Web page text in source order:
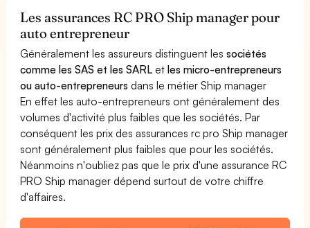
Les assurances RC PRO Ship manager pour
auto entrepreneur
Généralement les assureurs distinguent lessociétés
comme les SAS et les SARL etles micro-entrepreneurs
ou auto-entrepreneurs dans le métier Ship manager
En effet les auto-entrepreneurs ont généralement des
volumes d'activité plus faibles que les sociétés. Par
conséquent les prix des assurances rc pro Ship manager
sont généralement plus faibles que pour les sociétés.
Néanmoins n'oubliez pas que le prix d'une assurance RC
PRO Ship manager dépend surtout de votre chiffre
d'affaires.